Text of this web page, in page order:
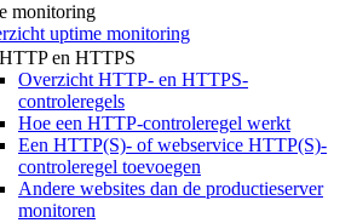
monitoring
uptime monitoring
HTTP en HTTPS
Overzicht HTTP- en HTTPS-
controleregels
Hoe een HTTP-controleregel werkt
Een HTTP(S)- of webservice HTTP(S)-
controleregel toevoegen
Andere websites dan de productieserver
monitoren